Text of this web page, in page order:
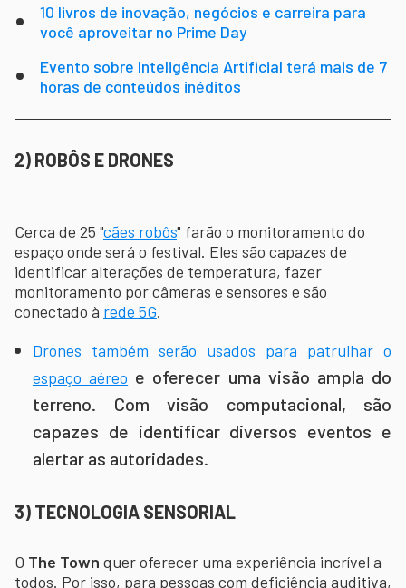
10 livros de inovação, negócios e carreira para
você aproveitar no Prime Day
Evento sobre Inteligência Artificial terá mais de 7
horas de conteúdos inéditos
2) ROBÔS E DRONES
Cerca de 25 "cães robôs" farão o monitoramento do
espaço onde será o festival. Eles são capazes de
identificar alterações de temperatura, fazer
monitoramento por câmeras e sensores e são
conectado à rede 5G.
Drones também serão usados para patrulhar o
espaço aéreo e oferecer uma visão ampla do
terreno. Com visão computacional, são
capazes de identificar diversos eventos e
alertar as autoridades.
3) TECNOLOGIA SENSORIAL
O The Town quer oferecer uma experiência incrível a
todos. Por isso, para pessoas com deficiência auditiva,